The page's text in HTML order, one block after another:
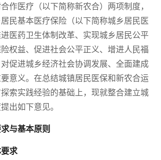
作医疗（以下简称新农合）两项制度，
民基本医疗保险（以下简称城乡居民医
医药卫生体制改革、实现城乡居民公平
权益、促进社会公平正义、增进人民福
促进城乡经济社会协调发展、全面建成
意义。在总结城镇居民医保和新农合运
索实践经验的基础上，现就整合建立城
出如下意见。
与基本原则
要求